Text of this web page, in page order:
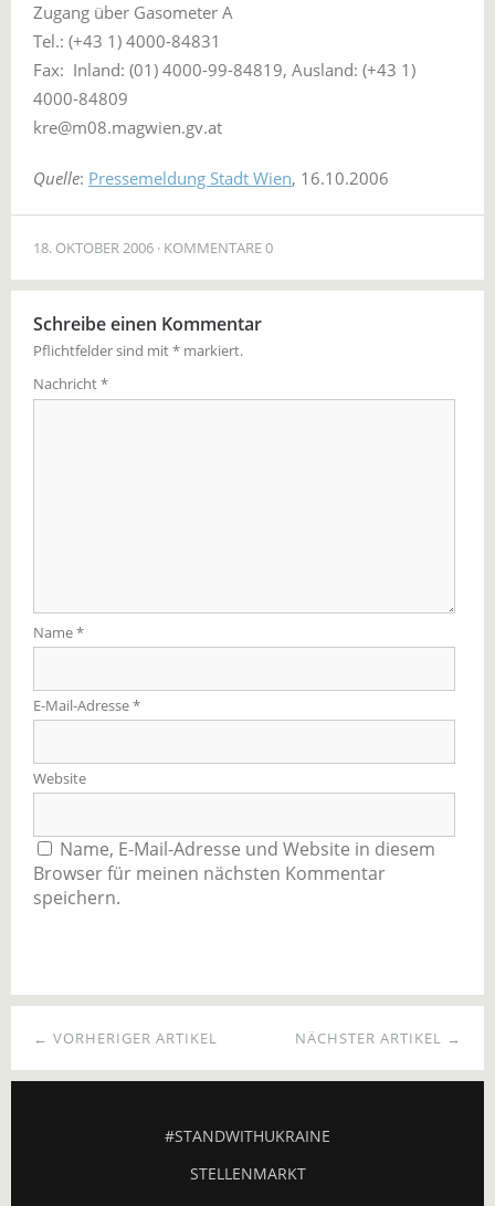
Zugang über Gasometer A
Tel.: (+43 1) 4000-84831
Fax: Inland: (01) 4000-99-84819, Ausland: (+43 1)
4000-84809
kre@m08.magwien.gv.at
Quelle: Pressemeldung Stadt Wien, 16.10.2006
18. OKTOBER 2006 KOMMENTARE 0
Schreibe einen Kommentar
Pflichtfelder sind mit* markiert.
Nachricht*
Name*
E-Mail-Adresse*
Website
Name, E-Mail-Adresse und Website in diesem
Browser für meinen nächsten Kommentar
speichern.
NÄCHSTER ARTIKEL →
← VORHERIGER ARTIKEL
#STANDWITHUKRAINE
STELLENMARKT